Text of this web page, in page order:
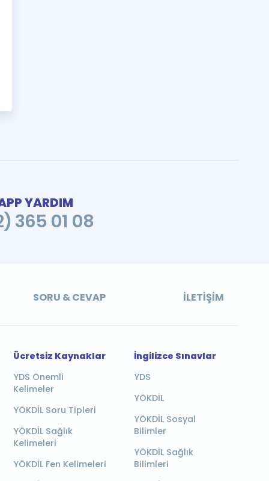
YARDIM
365 01 08
SORU & CEVAP İLETIŞIM
Ücretsiz Kaynaklar
YDS Önemli
Kelimeler
YÖKDİL Soru Tipleri
YÖKDİL Sağlık
Kelimeleri
YÖKDİL Fen Kelimeleri
İngilizce Sınavlar
YDS
YÖKDİL
YÖKDİL Sosyal
Bilimler
YÖKDİL Sağlık
Bilimleri